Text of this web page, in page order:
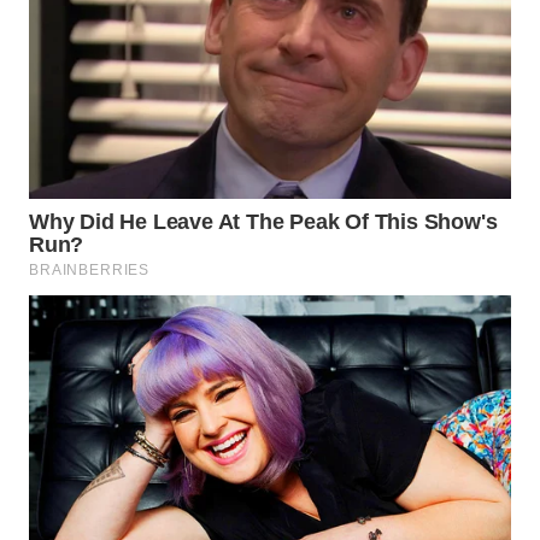
WN
KEPULAUAN
SERIBU
WN
TANGERANG
WN
BINJAI
WN
CIREBON
WN
INDRAMAYU
WN
KUNINGAN